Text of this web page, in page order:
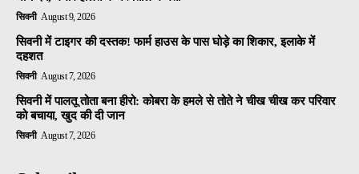
सिवनी August 9, 2026
सिवनी में टाइगर की दस्तक! फार्म हाउस के पास घोड़े का शिकार, इलाके में
दहशत
सिवनी August 7, 2026
सिवनी में पालतू तोता बना हीरो: कोबरा के हमले से तोते ने चीख चीख कर परिवार
को बचाया, खुद की दी जान
सिवनी August 7, 2026